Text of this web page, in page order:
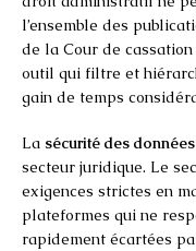
l’ensemble des
de la Cour de
outil qui filtre et
gain de temps
La sécurité des données
secteur juridique. Le
exigences strictes en
plateformes qui ne
rapidement écartées